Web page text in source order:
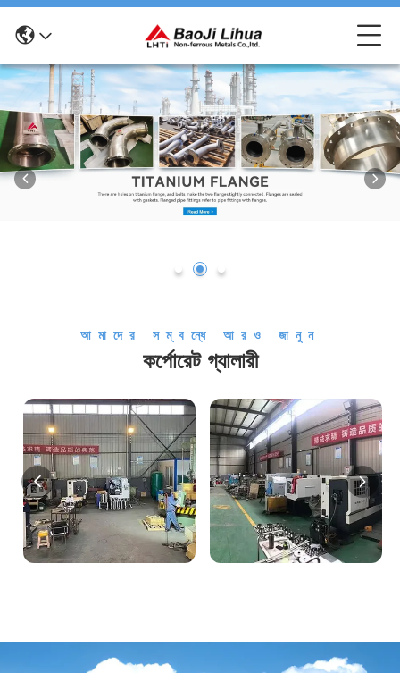
আমাদের সম্বন্ধে আরও জানুন
কর্পোরেট গ্যালারী